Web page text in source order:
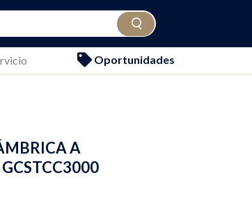
Oportunidades
A